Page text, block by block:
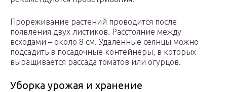
Прореживание растений проводится после
появления двух листиков. Расстояние между
всходами – около 8 см. Удаленные сеянцы можно
подсадить в посадочные контейнеры, в которых
выращивается рассада томатов или огурцов.
Уборка урожая и хранение